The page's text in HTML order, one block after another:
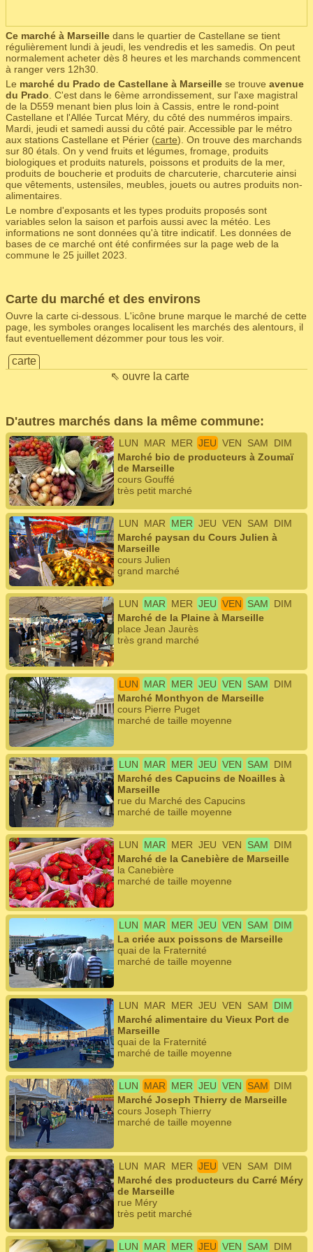
Ce marché à Marseille dans le quartier de Castellane se tient
régulièrement lundi à jeudi, les vendredis et les samedis. On peut
normalement acheter dès 8 heures et les marchands commencent
à ranger vers 12h30.
Le marché du Prado de Castellane à Marseille se trouve avenue
du Prado . C'est dans le 6ème arrondissement, sur l'axe magistral
de la D559 menant bien plus loin à Cassis, entre le rond-point
Castellane et l'Allée Turcat Méry, du côté des numméros impairs.
Mardi, jeudi et samedi aussi du côté pair. Accessible par le métro
aux stations Castellane et Périer (carte). On trouve des marchands
sur 80 étals. On y vend fruits et légumes, fromage, produits
biologiques et produits naturels, poissons et produits de la mer,
produits de boucherie et produits de charcuterie, charcuterie ainsi
que vêtements, ustensiles, meubles, jouets ou autres produits non-
alimentaires.
Le nombre d'exposants et les types produits proposés sont
variables selon la saison et parfois aussi avec la météo. Les
informations ne sont données qu'à titre indicatif. Les données de
bases de ce marché ont été confirmées sur la page web de la
commune le 25 juillet 2023.
Carte du marché et des environs
Ouvre la carte ci-dessous. L'icône brune marque le marché de cette
page, les symboles oranges localisent les marchés des alentours, il
faut eventuellement dézommer pour tous les voir.
carte
⇖ ouvre la carte
D'autres marchés dans la même commune:
LUN MAR MER JEU VEN SAM
DIM
Marché bio de producteurs à Zoumaï
de Marseille
cours Gouffé
très petit marché
LUN MAR MER JEU VEN SAM
DIM
Marché paysan du Cours Julien à
Marseille
cours Julien
grand marché
LUN MAR MER JEU VEN SAM
DIM
Marché de la Plaine à Marseille
place Jean Jaurès
très grand marché
LUN MAR MER JEU VEN SAM
DIM
Marché Monthyon de Marseille
cours Pierre Puget
marché de taille moyenne
LUN MAR MER JEU VEN SAM
DIM
Marché des Capucins de Noailles à
Marseille
rue du Marché des Capucins
marché de taille moyenne
LUN MAR MER JEU VEN SAM
DIM
Marché de la Canebière de Marseille
la Canebière
marché de taille moyenne
LUN MAR MER JEU VEN SAM
DIM
La criée aux poissons de Marseille
quai de la Fraternité
marché de taille moyenne
LUN MAR MER JEU VEN SAM
DIM
Marché alimentaire du Vieux Port de
Marseille
quai de la Fraternité
marché de taille moyenne
LUN MAR MER JEU VEN SAM
DIM
Marché Joseph Thierry de Marseille
cours Joseph Thierry
marché de taille moyenne
LUN MAR MER JEU VEN SAM
DIM
Marché des producteurs du Carré Méry
de Marseille
rue Méry
très petit marché
LUN MAR MER JEU VEN SAM DIM